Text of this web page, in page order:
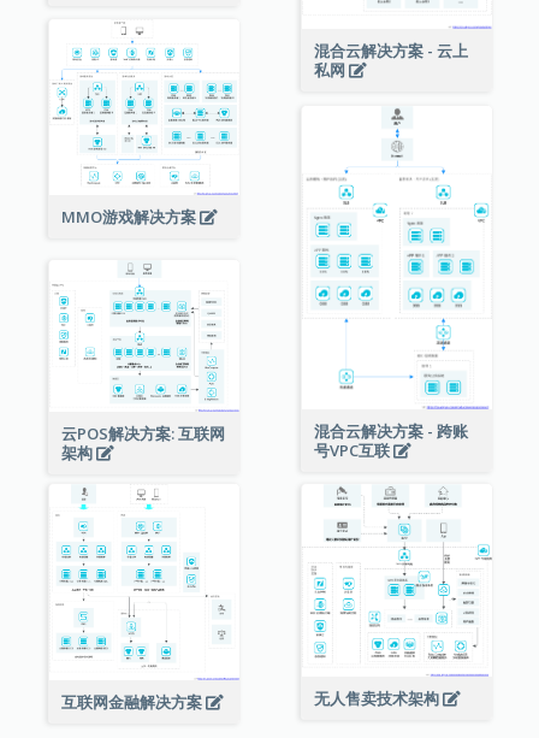
混合云解决方案 - 云上
私网
MMO游戏解决方案
混合云解决方案 - 跨账
号VPC互联
云POS解决方案: 互联网
架构
互联网金融解决方案 无人售卖技术架构